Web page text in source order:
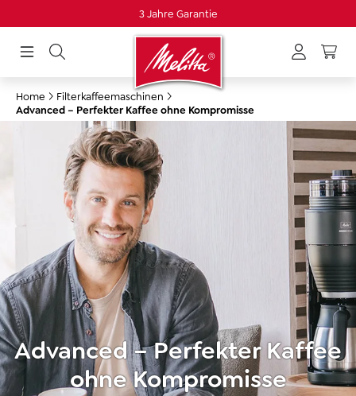
Versand mit DPD
Home
Filterkaffeemaschinen
Advanced – Perfekter Kaffee ohne Kompromisse
Advanced – Perfekter Kaffee
ohne Kompromisse